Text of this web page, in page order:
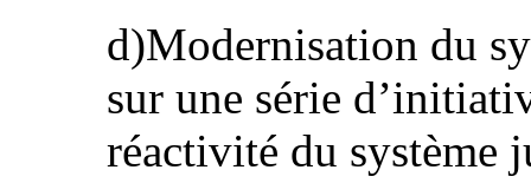
d)Modernisation du
sur une série
réactivité du système